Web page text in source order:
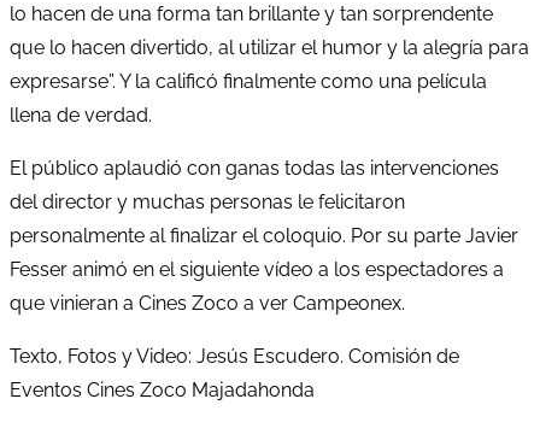
lo hacen de una forma tan brillante y tan sorprendente
que lo hacen divertido, al utilizar el humor y la alegría para
expresarse”. Y la calificó finalmente como una película
llena de verdad.
El público aplaudió con ganas todas las intervenciones
del director y muchas personas le felicitaron
personalmente al finalizar el coloquio. Por su parte Javier
Fesser animó en el siguiente vídeo a los espectadores a
que vinieran a Cines Zoco a ver Campeonex.
Texto, Fotos y Video: Jesús Escudero. Comisión de
Eventos Cines Zoco Majadahonda